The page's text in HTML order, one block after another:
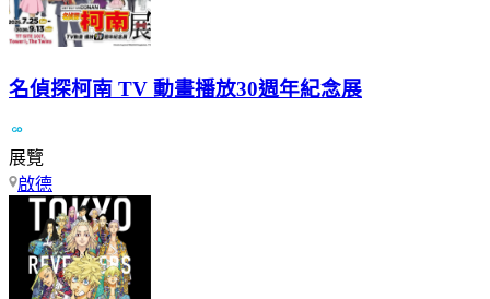
名偵探柯南 TV 動畫播放30週年紀念展
展覽
啟德